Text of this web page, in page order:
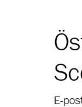
E-